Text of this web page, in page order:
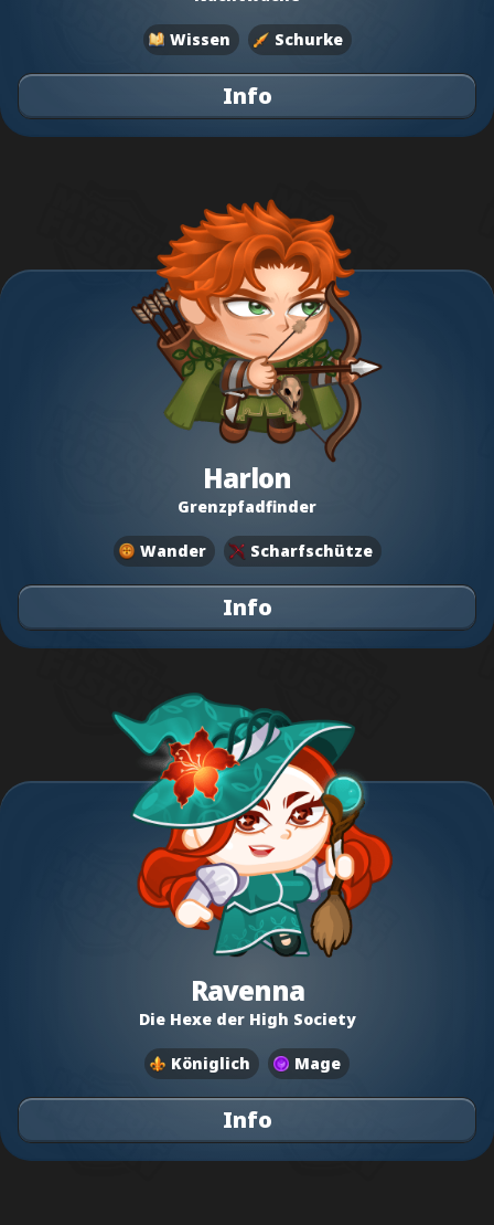
Wissen Schurke
Info
Harlon
Grenzpfadfinder
Wander Scharfschütze
Info
Ravenna
Die Hexe der High Society
Königlich Mage
Info